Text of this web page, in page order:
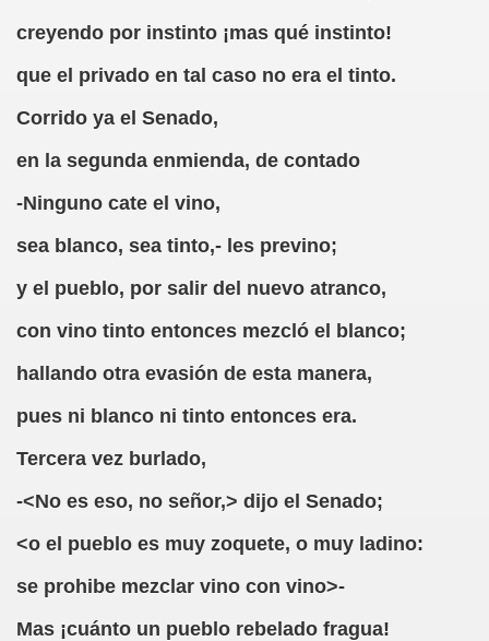
creyendo por instinto ¡mas qué instinto!
que el privado en tal caso no era el tinto.
Corrido ya el Senado,
en la segunda enmienda, de contado
-Ninguno cate el vino,
sea blanco, sea tinto,- les previno;
y el pueblo, por salir del nuevo atranco,
con vino tinto entonces mezcló el blanco;
hallando otra evasión de esta manera,
pues ni blanco ni tinto entonces era.
Tercera vez burlado,
-<No es eso, no señor,> dijo el Senado;
<o el pueblo es muy zoquete, o muy ladino:
se prohibe mezclar vino con vino>-
Mas ¡cuánto un pueblo rebelado fragua!
(Alfred de Musset)
Ruiz de Ríos)
Señor de Puerto Rico (Anónimo)